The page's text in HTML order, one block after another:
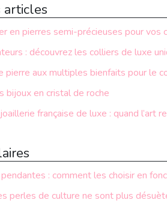
articles
en pierres semi-précieuses pour vos
: découvrez les colliers de luxe
pierre aux multiples bienfaits pour le
bijoux en cristal de roche
française de luxe : quand l’art
: comment les choisir en
perles de culture ne sont plus